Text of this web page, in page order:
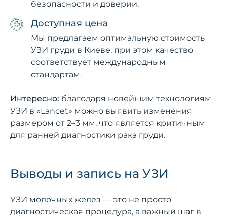
безопасности и доверии.
Доступная цена
Мы предлагаем оптимальную стоимость
УЗИ груди в Киеве, при этом качество
соответствует международным
стандартам.
Интересно: благодаря новейшим технологиям
УЗИ в «Lancet» можно выявить изменения
размером от 2–3 мм, что является критичным
для ранней диагностики рака груди.
Выводы и запись на УЗИ
УЗИ молочных желез — это не просто
диагностическая процедура, а важный шаг в